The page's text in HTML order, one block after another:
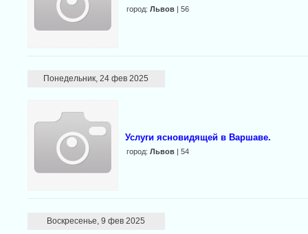
город: Львов | 56
Понедельник, 24 фев 2025
Услуги ясновидящей в Варшаве.
город: Львов | 54
Воскресенье, 9 фев 2025